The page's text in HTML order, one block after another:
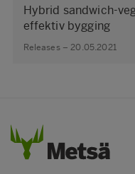
Hybrid sandwich-
effektiv bygging
Releases – 20.05.2021